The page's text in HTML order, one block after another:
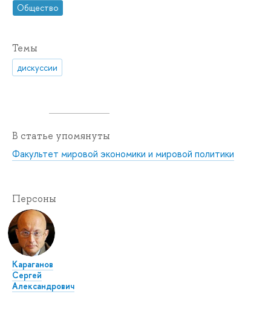
Общество
Темы
дискуссии
В статье упомянуты
Факультет мировой экономики и мировой политики
Персоны
Караганов
Сергей
Александрович